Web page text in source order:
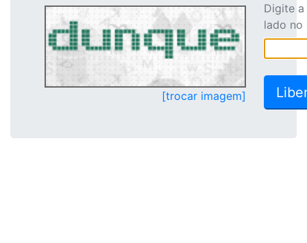
[trocar imagem]
Digite
lado no